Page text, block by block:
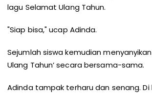
lagu Selamat Ulang Tahun.
"Siap bisa," ucap Adinda.
Sejumlah siswa kemudian
Ulang Tahun’ secara bersama-sama.
Adinda tampak terharu dan senang. Di